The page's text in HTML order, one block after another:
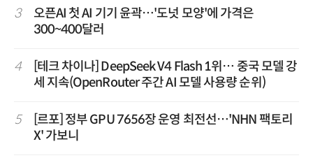
3
오픈AI 첫 AI 기기 윤곽…'도넛 모양'에 가격은
300~400달러
4
[테크 차이나] DeepSeek V4 Flash 1위… 중국 모델 강
세 지속(OpenRouter 주간 AI 모델 사용량 순위)
5
[르포] 정부 GPU 7656장 운영 최전선…'NHN 팩토리
X' 가보니